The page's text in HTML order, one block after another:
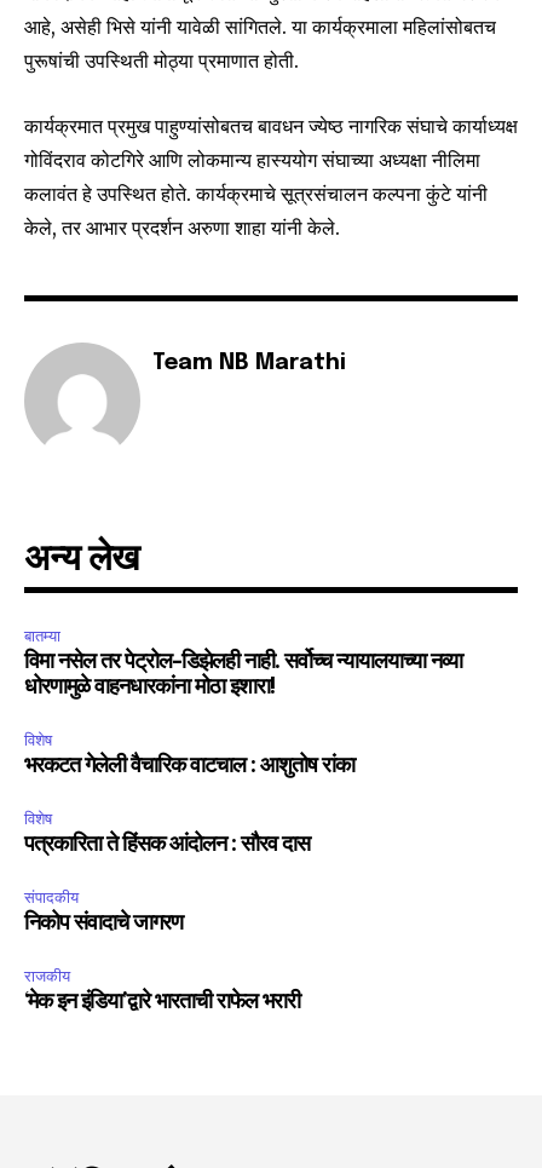
conversation.
To subscribe, simply enter your email address on our website
your privacy and won't spam your inbox. Your information is
safe with us.
SUBSCRIBE
I've read and accept thePrivacy Policy.
आहे, असेही भिसे यांनी यावेळी सांगितले. या कार्यक्रमाला महिलांसोबतच
पुरूषांची उपस्थिती मोठ्या प्रमाणात होती.
कार्यक्रमात प्रमुख पाहुण्यांसोबतच बावधन ज्येष्ठ नागरिक संघाचे कार्याध्यक्ष
गोविंदराव कोटगिरे आणि लोकमान्य हास्ययोग संघाच्या अध्यक्षा नीलिमा
कलावंत हे उपस्थित होते. कार्यक्रमाचे सूत्रसंचालन कल्पना कुंटे यांनी
केले, तर आभार प्रदर्शन अरुणा शाहा यांनी केले.
Team NB Marathi
अन्य लेख
बातम्या
विमा नसेल तर पेट्रोल-डिझेलही नाही. सर्वोच्च न्यायालयाच्या नव्या
धोरणामुळे वाहनधारकांना मोठा इशारा!
विशेष
भरकटत गेलेली वैचारिक वाटचाल : आशुतोष रांका
विशेष
पत्रकारिता ते हिंसक आंदोलन : सौरव दास
संपादकीय
निकोप संवादाचे जागरण
राजकीय
‘मेक इन इंडिया’द्वारे भारताची राफेल भरारी